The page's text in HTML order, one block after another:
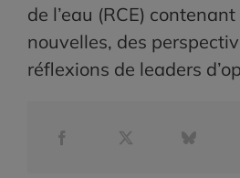
de l’eau (RCE)
nouvelles, des
réflexions de leaders